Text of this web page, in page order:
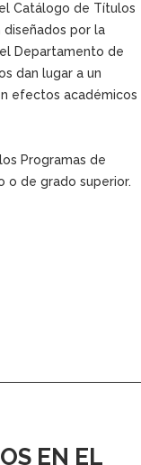
Catálogo de Títulos
diseñados por la
Departamento de
dan lugar a un
efectos académicos
Programas de
o de grado superior.
EN EL